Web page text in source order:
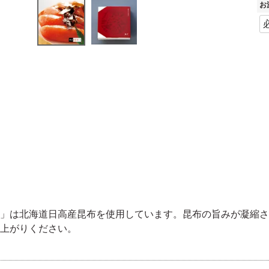
お
は北海道日高産昆布を使用しています。昆布の旨みが凝縮
がりください。